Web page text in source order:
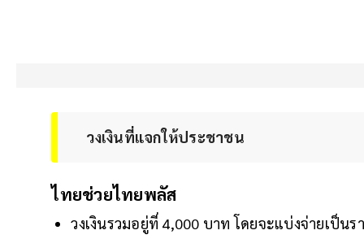
วงเงินที่แจกให้ประชาชน
ไทยช่วยไทยพลัส
วงเงินรวมอยู่ที่ 4,000 บาท โดยจะแบ่งจ่ายเป็น